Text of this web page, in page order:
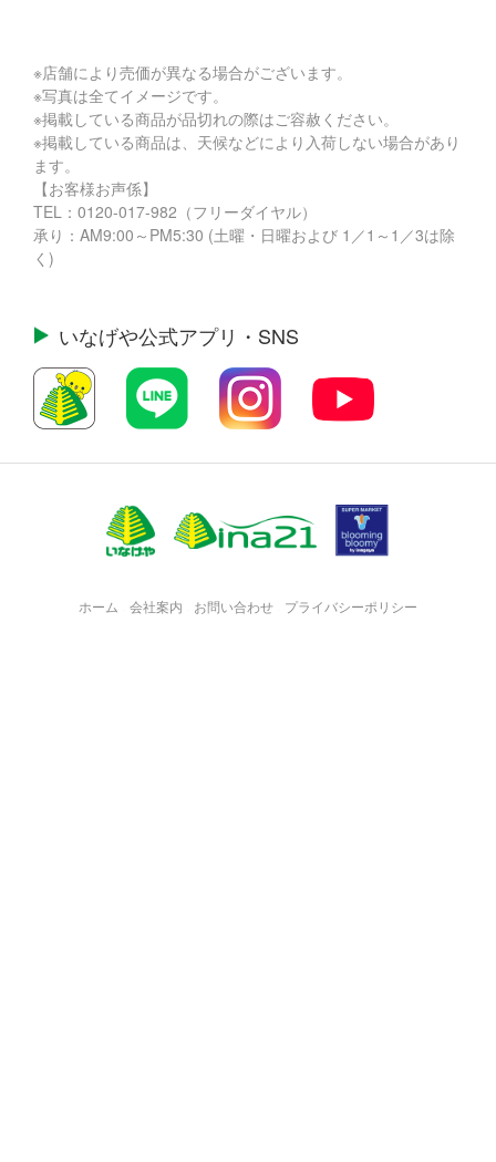
※店舗により売価が異なる場合がございます。
※写真は全てイメージです。
※掲載している商品が品切れの際はご容赦ください。
※掲載している商品は、天候などにより入荷しない場合があり
ます。
【お客様お声係】
TEL： 0120-017-982 （フリーダイヤル）
承り：AM9:00～PM5:30 (土曜・日曜および 1／1～1／3は除
く)
いなげや公式アプリ・SNS
ホーム 会社案内 お問い合わせ プライバシーポリシー